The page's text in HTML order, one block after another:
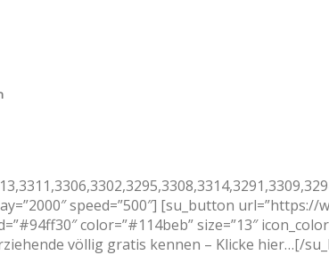
speed=”500″] [su_button
color=”#114beb” size=”13″
völlig gratis kennen – Klicke hier…[/